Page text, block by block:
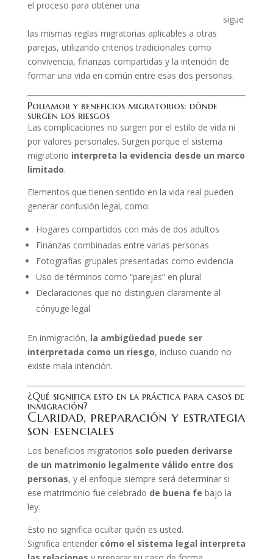
el proceso para obtener una
sigue
las mismas reglas migratorias aplicables a otras
parejas, utilizando criterios tradicionales como
convivencia, finanzas compartidas y la intención de
formar una vida en común entre esas dos personas.
Poliamor y beneficios migratorios: dónde
surgen los riesgos
Las complicaciones no surgen por el estilo de vida ni
por valores personales. Surgen porque el sistema
migratorio interpreta la evidencia desde un marco
limitado.
Elementos que tienen sentido en la vida real pueden
generar confusión legal, como:
Hogares compartidos con más de dos adultos
Finanzas combinadas entre varias personas
Fotografías grupales presentadas como evidencia
Uso de términos como “parejas” en plural
Declaraciones que no distinguen claramente al
cónyuge legal
En inmigración, la ambigüedad puede ser
interpretada como un riesgo, incluso cuando no
existe mala intención.
¿Qué significa esto en la práctica para casos de
inmigración?
Claridad, preparación y estrategia
son esenciales
Los beneficios migratorios solo pueden derivarse
de un matrimonio legalmente válido entre dos
personas, y el enfoque siempre será determinar si
ese matrimonio fue celebrado de buena fe bajo la
ley.
Esto no significa ocultar quién es usted.
Significa entender cómo el sistema legal interpreta